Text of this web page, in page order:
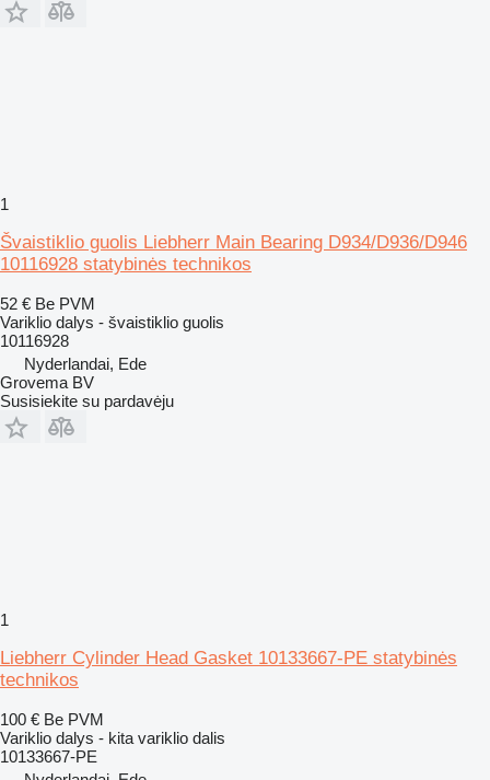
1
Švaistiklio guolis Liebherr Main Bearing D934/D936/D946
10116928 statybinės technikos
52 € Be PVM
Variklio dalys - švaistiklio guolis
10116928
Nyderlandai, Ede
Grovema BV
Susisiekite su pardavėju
1
Liebherr Cylinder Head Gasket 10133667-PE statybinės
technikos
100 € Be PVM
Variklio dalys - kita variklio dalis
10133667-PE